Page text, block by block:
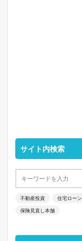
サイト内検索
不動産投資 住宅ローン
保険見直し本舗